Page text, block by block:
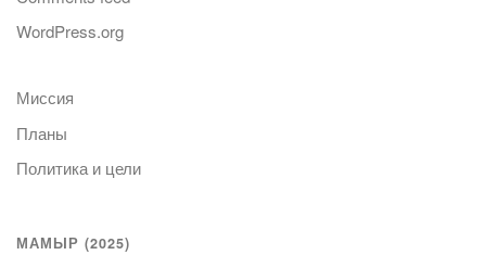
WordPress.org
Миссия
Планы
Политика и цели
МАМЫР (2025)